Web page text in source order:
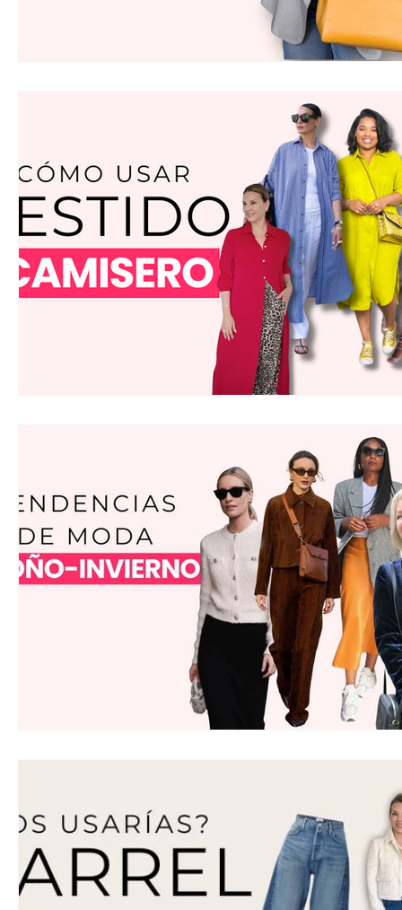
Zapatos para
Ofertas Banana Republic